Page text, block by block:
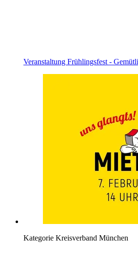
Veranstaltung Frühlingsfest -
Kategorie Kreisverband München